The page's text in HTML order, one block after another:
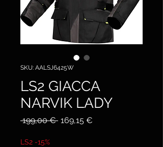
SKU: AALSJ6425W
LS2 GIACCA
NARVIK LADY
199,00 € Prezzo
169,15 €
LS2 -15%